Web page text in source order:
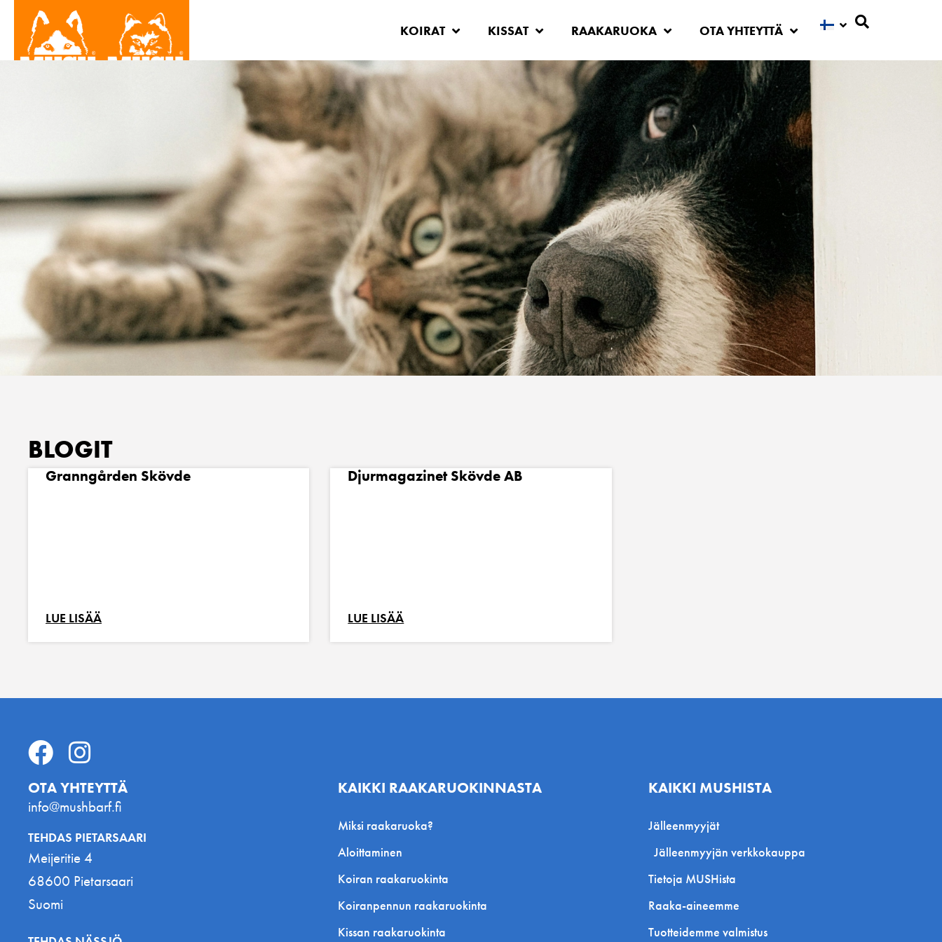
KOIRAT KISSAT RAAKARUOKA OTA YHTEYTTÄ
BLOGIT
Granngården Skövde
LUE LISÄÄ
Djurmagazinet Skövde AB
LUE LISÄÄ
OTA YHTEYTTÄ
info@mushbarf.fi
TEHDAS PIETARSAARI
Meijeritie 4
68600 Pietarsaari
Suomi
KAIKKI RAAKARUOKINNASTA
Miksi raakaruoka?
Aloittaminen
Koiran raakaruokinta
Koiranpennun raakaruokinta
Kissan raakaruokinta
KAIKKI MUSHISTA
Jälleenmyyjät
Jälleenmyyjän verkkokauppa
Tietoja MUSHista
Raaka-aineemme
Tuotteidemme valmistus